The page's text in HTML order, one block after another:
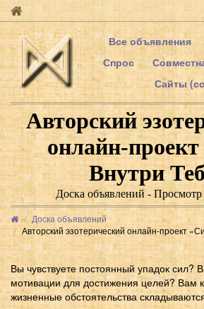
Все объявления
Спрос
Сайты
Авторский
онлайн-
Внутри
Доска объявлений - Просмотр
Доска объявлений
Авторский эзотерический онлайн-проект
Вы чувствуете постоянный упадок сил?
мотивации для достижения целей? Вам
жизненные обстоятельства